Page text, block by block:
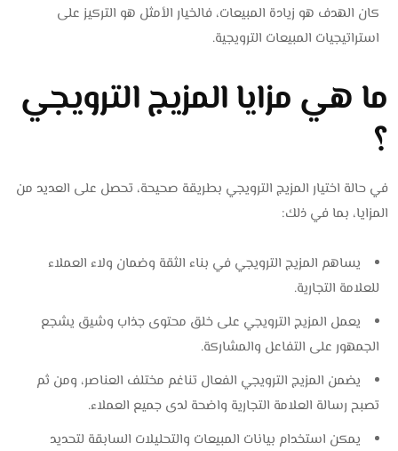
كان الهدف هو زيادة المبيعات، فالخيار الأمثل هو التركيز على
استراتيجيات المبيعات الترويجية.
ما هي مزايا المزيج الترويجي
؟
في حالة اختيار المزيج الترويجي بطريقة صحيحة، تحصل على العديد من
المزايا، بما في ذلك:
يساهم المزيج الترويجي في بناء الثقة وضمان ولاء العملاء
للعلامة التجارية.
يعمل المزيج الترويجي على خلق محتوى جذاب وشيق يشجع
الجمهور على التفاعل والمشاركة.
يضمن المزيج الترويجي الفعال تناغم مختلف العناصر، ومن ثم
تصبح رسالة العلامة التجارية واضحة لدى جميع العملاء.
يمكن استخدام بيانات المبيعات والتحليلات السابقة لتحديد